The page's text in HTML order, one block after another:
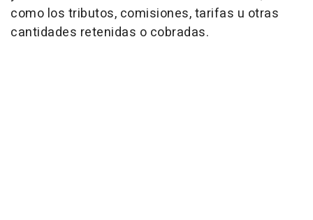
como los tributos, comisiones, tarifas u otras
cantidades retenidas o cobradas.